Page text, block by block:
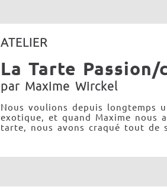
ATELIER
La Tarte Passion/
par Maxime Wirckel
Nous voulions depuis longtemps
exotique, et quand Maxime nous
tarte, nous avons craqué tout de